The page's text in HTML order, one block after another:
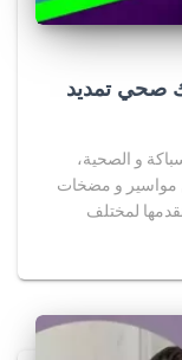
99009522 سباك صحي تمديد
و الصحية،
مواسير و مضخات
لمختلف